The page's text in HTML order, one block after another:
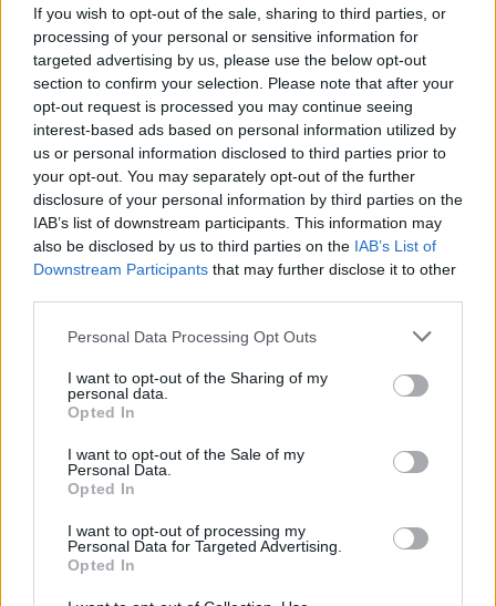
If you wish to opt-out of the sale, sharing to third parties, or
processing of your personal or sensitive information for
targeted advertising by us, please use the below opt-out
section to confirm your selection. Please note that after your
opt-out request is processed you may continue seeing
interest-based ads based on personal information utilized by
us or personal information disclosed to third parties prior to
your opt-out. You may separately opt-out of the further
disclosure of your personal information by third parties on the
IAB’s list of downstream participants. This information may
also be disclosed by us to third parties on the IAB’s List of
Downstream Participants that may further disclose it to other
Please note that this website/app uses one or more Google
not limited to your visit or usage behaviour. You may click to
grant or deny consent to Google and its third-party tags to
use your data for below specified purposes in below Google
consent section.
Personal Data Processing Opt Outs
I want to opt-out of the Sharing of my
personal data.
Opted In
I want to opt-out of the Sale of my
Personal Data.
Opted In
I want to opt-out of processing my
Personal Data for Targeted Advertising.
Opted In
magyarországi koncertjét, ami nagyon gyorsan egy
gigantikus születésnapi partiba csapott át. De
nemcsakShawn Mendesért fontos mérföldkőhöz,
hanem maga a Nanushka divatház is, ami idén most
először csatlakozik alondoni divathéthez. 2026-os
tavaszi-nyári kollekciójukat szeptember 22-én
láthatja a közönség a divatvilág talán legfontosabb
eseményén. Szívből gratulálunk a dupla sikerhez.